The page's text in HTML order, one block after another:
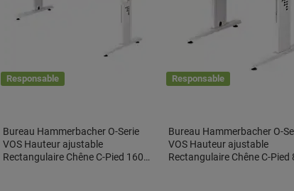
Responsable
Bureau Hammerbacher O-Serie
VOS Hauteur ajustable
Rectangulaire Chêne C-Pied 1600
Responsable
Bureau Hammerbacher O-
VOS Hauteur ajustable
Rectangulaire Chêne C-Pied